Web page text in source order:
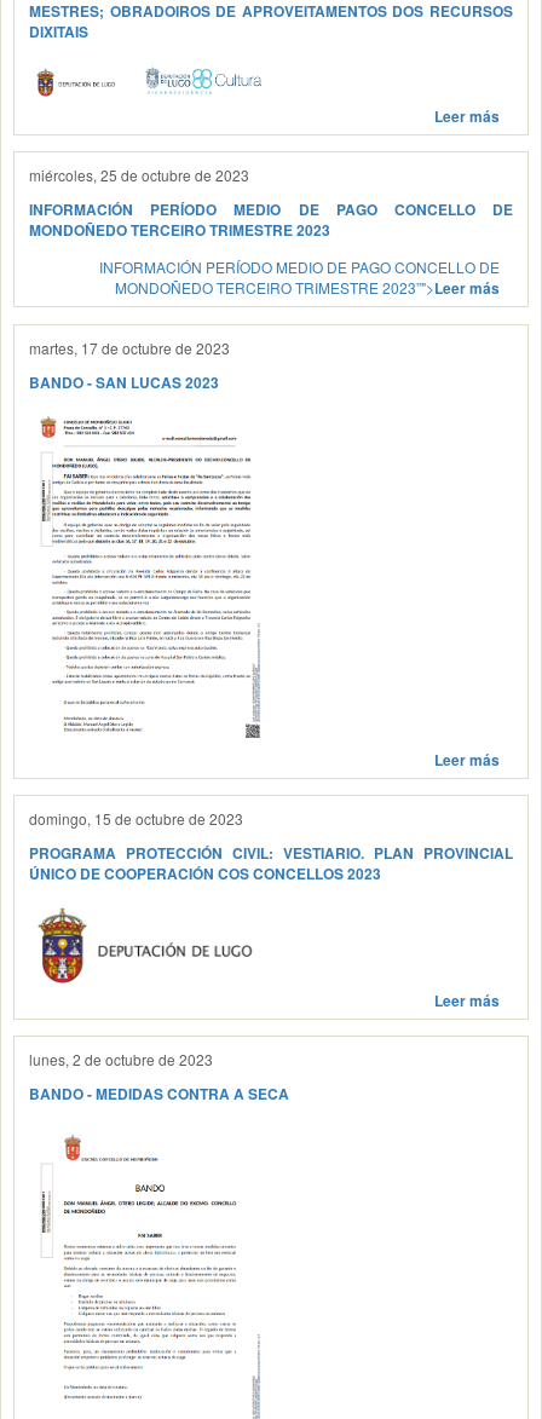
MESTRES; OBRADOIROS DE APROVEITAMENTOS DOS RECURSOS
DIXITAIS
Leer más
miércoles, 25 de octubre de 2023
INFORMACIÓN PERÍODO MEDIO DE PAGO CONCELLO DE
MONDOÑEDO TERCEIRO TRIMESTRE 2023
INFORMACIÓN PERÍODO MEDIO DE PAGO CONCELLO DE
MONDOÑEDO TERCEIRO TRIMESTRE 2023”">Leer más
martes, 17 de octubre de 2023
BANDO - SAN LUCAS 2023
Leer más
domingo, 15 de octubre de 2023
PROGRAMA PROTECCIÓN CIVIL: VESTIARIO. PLAN PROVINCIAL
ÚNICO DE COOPERACIÓN COS CONCELLOS 2023
Leer más
lunes, 2 de octubre de 2023
BANDO - MEDIDAS CONTRA A SECA